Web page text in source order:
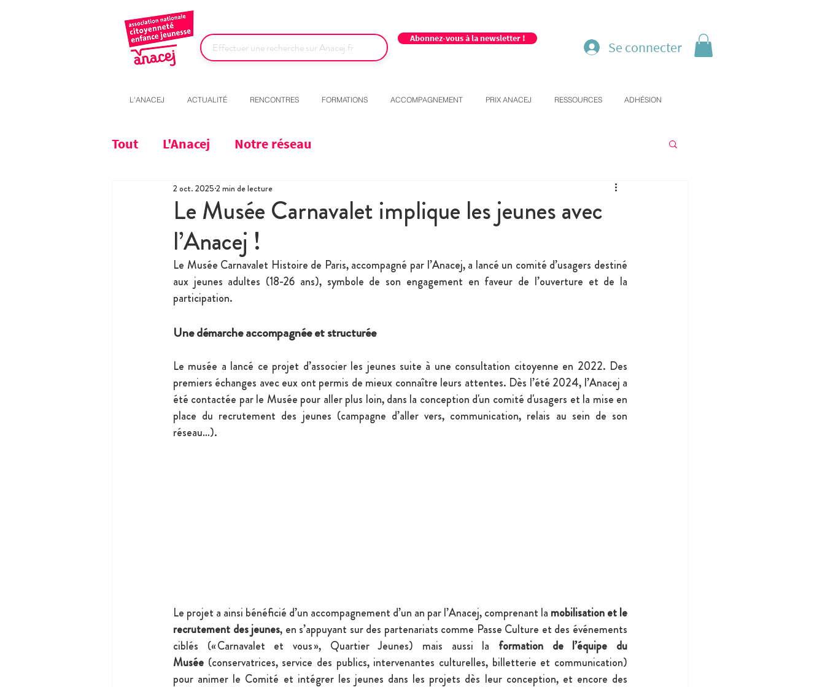
Abonnez-vous à la newsletter !
Se connecter
L'ANACEJ ACTUALITÉ RENCONTRES FORMATIONS ACCOMPAGNEMENT PRIX ANACEJ RESSOURCES ADHÉSION
Tout L'Anacej Notre réseau
Le Musée Carnavalet implique les jeunes avec
l’Anacej !
2 oct. 2025 2 min de lecture
Le Musée Carnavalet Histoire de Paris, accompagné par l’Anacej, a lancé un comité d’usagers destiné
aux jeunes adultes (18-26 ans), symbole de son engagement en faveur de l’ouverture et de la
participation.
Une démarche accompagnée et structurée
Le musée a lancé ce projet d’associer les jeunes suite à une consultation citoyenne en 2022. Des
premiers échanges avec eux ont permis de mieux connaître leurs attentes. Dès l’été 2024, l’Anacej a
été contactée par le Musée pour aller plus loin, dans la conception d'un comité d'usagers et la mise en
place du recrutement des jeunes (campagne d’aller vers, communication, relais au sein de son
réseau…).
Le projet a ainsi bénéficié d’un accompagnement d’un an par l’Anacej, comprenant la mobilisation et le
recrutement des jeunes, en s’appuyant sur des partenariats comme Passe Culture et des événements
ciblés (« Carnavalet et vous », Quartier Jeunes) mais aussi la formation de l’équipe du
Musée (conservatrices, service des publics, intervenantes culturelles, billetterie et communication)